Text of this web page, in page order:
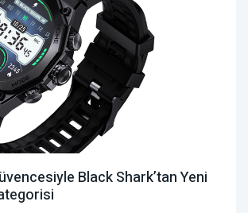
Black Shark’tan Yeni